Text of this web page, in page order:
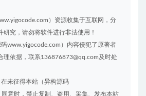
）资源收集于互联网，分
研究，请勿将软件进行非法使用！
www.yigocode.com）内容侵犯了原著者
理依据，联系136876873@qq.com及时处
未征得本站（异构源码
意时，禁止复制、盗用、采集、发布本站